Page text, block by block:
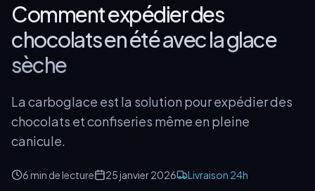
Comment expédier des
chocolats en été avec la glace
sèche
La carboglace est la solution pour expédier des
chocolats et confiseries même en pleine
canicule.
6 min de lecture 25 janvier 2026 Livraison 24h